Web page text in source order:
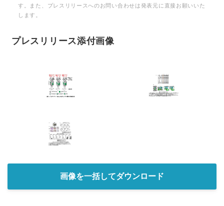
す。また、プレスリリースへのお問い合わせは発表元に直接お願いいた
します。
プレスリリース添付画像
画像を一括してダウンロード